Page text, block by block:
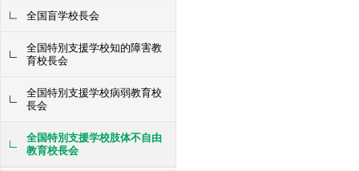
全国盲学校長会
全国特別支援学校知的障害教
育校長会
全国特別支援学校病弱教育校
長会
全国特別支援学校肢体不自由
教育校長会